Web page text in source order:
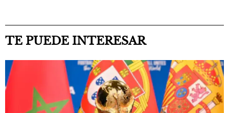
TE PUEDE INTERESAR